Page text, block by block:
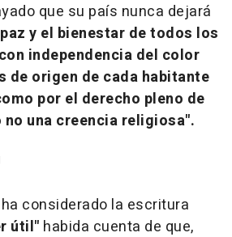
que su país nunca dejará
y el bienestar de todos los
independencia del color
de origen de cada habitante
por el derecho pleno de
una creencia religiosa".
considerado la escritura
útil" habida cuenta de que,